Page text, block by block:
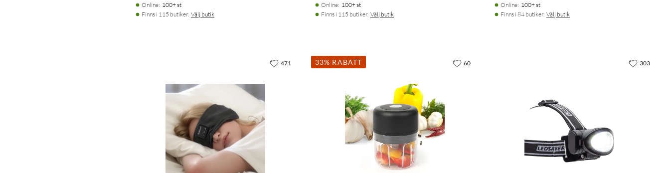
Online: 100+ st
Finns i 115 butiker. Välj butik
Online: 100+ st
Finns i 115 butiker. Välj butik
Online: 100+ st
Finns i 84 butiker. Välj butik
471 33% RABATT 60 303